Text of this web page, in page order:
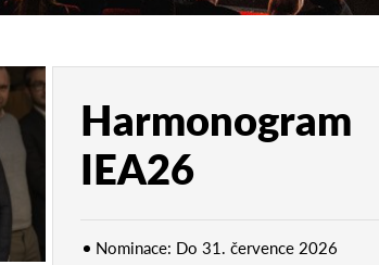
Harmonogram
IEA26
Nominace: Do 31. července 2026